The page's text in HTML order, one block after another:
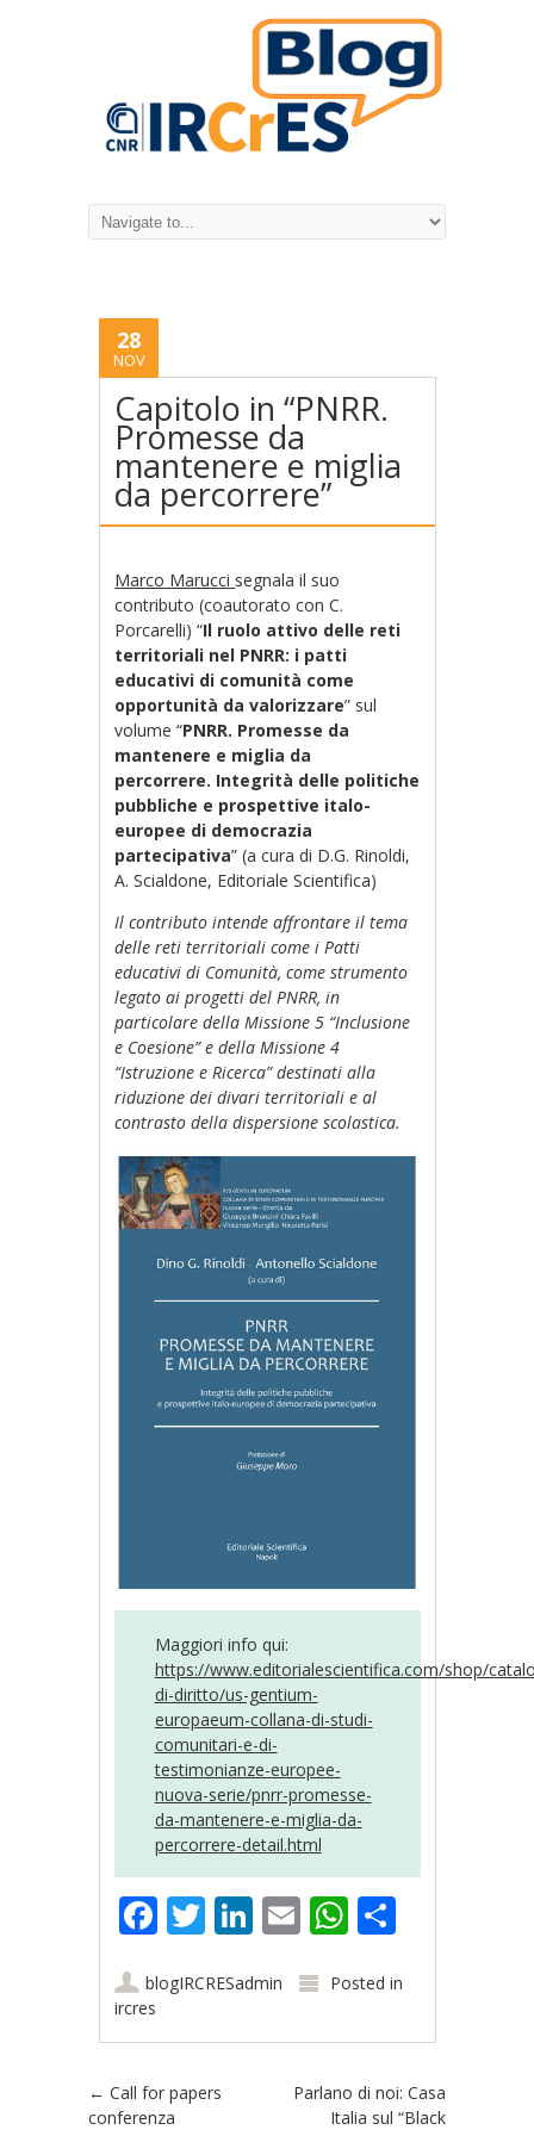
28
NOV
Capitolo in “PNRR.
Promesse da
mantenere e miglia
da percorrere”
Marco Marucci segnala il suo
contributo (coautorato con C.
Porcarelli) “Il ruolo attivo delle reti
territoriali nel PNRR: i patti
educativi di comunità come
opportunità da valorizzare” sul
volume “PNRR. Promesse da
mantenere e miglia da
percorrere. Integrità delle politiche
pubbliche e prospettive italo-
europee di democrazia
partecipativa” (a cura di D.G. Rinoldi,
A. Scialdone, Editoriale Scientifica)
Il contributo intende affrontare il tema
delle reti territoriali come i Patti
educativi di Comunità, come strumento
legato ai progetti del PNRR, in
particolare della Missione 5 “Inclusione
e Coesione” e della Missione 4
“Istruzione e Ricerca” destinati alla
riduzione dei divari territoriali e al
contrasto della dispersione scolastica.
Maggiori info qui:
https://www.editorialescientifica.com/shop/
di-diritto/us-gentium-
europaeum-collana-di-studi-
comunitari-e-di-
testimonianze-europee-
nuova-serie/pnrr-promesse-
da-mantenere-e-miglia-da-
percorrere-detail.html
Facebook
Twitter
LinkedIn
EmailWhatsApp
blogIRCRESadmin
Posted in
ircres
Post navigation
← Call for papers
conferenza
Parlano di noi: Casa
Italia sul “Black